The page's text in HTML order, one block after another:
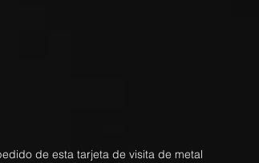
de esta tarjeta de visita de metal